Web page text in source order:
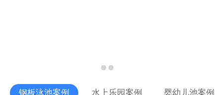
钢板泳池案例 水上乐园案例 婴幼儿池案例